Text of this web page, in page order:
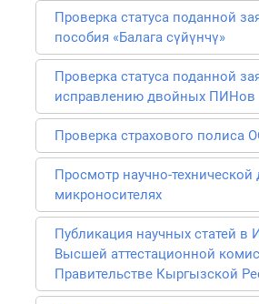
Проверка статуса поданной
пособия «Балага сүйүнчү»
Проверка статуса поданной
исправлению двойных ПИНов
Проверка страхового полиса
Просмотр научно-
микроносителях
Публикация научных статей в
Высшей аттестационной
Правительстве Кыргызской